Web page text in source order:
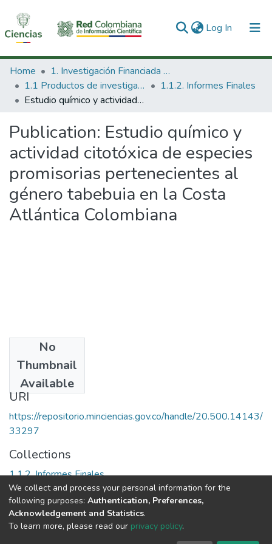
Log In (current)
Communities & Collections
All of DSpace
Home
1. Investigación Financiada con Recursos Públicos
1.1 Productos de investigación
1.1.2. Informes Finales
Estudio químico y actividad citotóxica de especies promisorias pertenecientes al género tabebuia en la Costa Atlántica Colombiana
Publication: Estudio químico y
actividad citotóxica de especies
promisorias pertenecientes al
género tabebuia en la Costa
Atlántica Colombiana
No
Thumbnail
Available
1999
URI
https://repositorio.minciencias.gov.co/handle/20.500.14143/
33297
Collections
1.1.2. Informes Finales
Full item page
DSpace software copyright © 2002-2026
We collect and process your personal information for the
following purposes: Authentication, Preferences,
Acknowledgement and Statistics.
To learn more, please read our privacy policy.